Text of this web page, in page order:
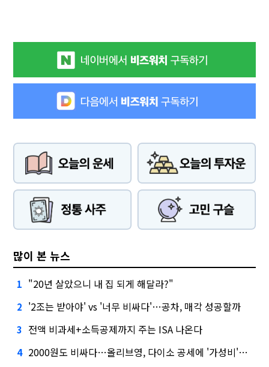
많이 본 뉴스
1 "20년 살았으니 내 집 되게 해달라?"
2 '2조는 받아야' vs '너무 비싸다'…공차, 매각 성공할까
3 전액 비과세+소득공제까지 주는 ISA 나온다
4 2000원도 비싸다…올리브영, 다이소 공세에 '가성비'로 맞불